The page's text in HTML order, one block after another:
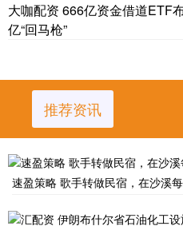
大咖配资 666亿资金借道ETF
亿“回马枪”
推荐资讯
速盈策略 歌手转做民宿，在沙溪